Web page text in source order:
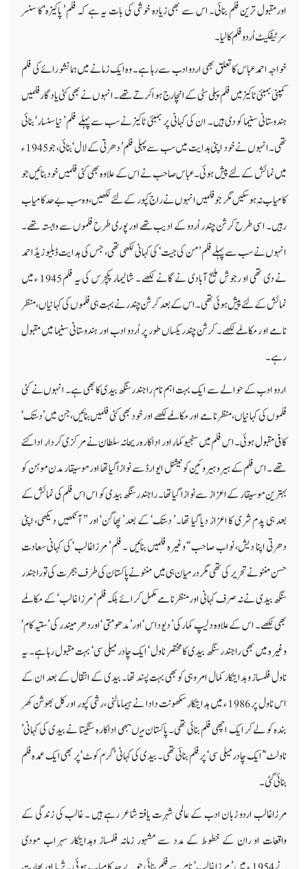
اورمقبول ترین فلم بنائی۔ اس سے بھی زیادہ خوشی کی بات یہ ہے کہ فلم ’ پاکیزہ‘ کا سنسر
سرٹیفکیٹ اُردو فلم کا لیا۔
خواجہ احمد عباس کا تعلق بھی اردو ادب سے رہا ہے۔ وہ ایک زمانے میں ہمانشو رائے کی فلم
کمپنی بمبئی ٹاکیز میں فلم پبلی سٹی کے انچارج ہوا کرتے تھے۔ انہوں نے بھی کئی یادگار فلمیں
ہندوستانی سنیما کو دی ہیں۔ ان کی کہانی پر بمبئی ٹاکیز نے سب سے پہلے فلم ’ نیا سنسار‘ بنائی
تھی۔ انہوں نے خود اپنی ہدایت میں سب سے پہلی فلم ’ دھرتی کے لال‘ بنائی، جو 1945 ء
میں نمائش کے لئے پیش ہوئی۔ عباس صاحب نے اس کے علاوہ بھی کئی فلمیں خود بنا ئیں جو
کامیاب نہ ہوسکیں مگر جو فلمیں انہوں نے راج کپور کے لئے لکھیں ، وہ سب بے حد کامیاب
رہیں۔ اسی طرح کرشن چندر اُردو کے ادیب تھے اور پوری طرح فلموں سے وابستہ تھے۔
انہوں نے سب سے پہلے فلم ’ من کی جیت‘ کی کہانی لکھی تھی، جس کی ہدایت ڈبلیو زیڈ احمد
نے دی تھی او رجو ش ملیح آبادی نے گانے لکھے ۔ شالیمار پکچرس کی یہ فلم 1945 ء میں
نمائش کے لئے پیش ہوئی تھی۔ اس کے بعد کرشن چندر نے بہت ہی فلموں کی کہانیاں ،منظر
نامے او رمکالمے لکھے۔ کرشن چندر یکساں طور پر اُردو ادب اور ہندوستانی سنیما میں مقبول
رہے۔
اردو ادب کے حوالے سے ایک بہت اہم نام راجندر سنگھ بیدی کابھی ہے۔ انہوں نے کئی
فلموں کی کہانیاں ،منظر نامے او رمکالمے لکھے اور خودبھی کئی فلمیں بنائیں ،جن میں ’دستک‘
کافی مقبول ہوئی۔ اس فلم میں سنجیو کمار اور اداکارہ ریحانہ سلطان نے مرکزی کردار ادا کئے
تھے ۔ اس فلم کے ہیرو ہیروئین کو نیشنل ایوارڈ سے نوازاگیا تھا اورموسیقار مدن موہن کو
بہترین موسیقار کے اعزاز سے نوازا گیا تھا۔ راجندر سنگھ بیدی کو اس اس فلم کی نمائش کے
بعد ہی پدم شری کا اعزاز دیا گیا تھا۔ ’ دستک‘ کے بعد ’ پھاگن‘ اور ’’ آنکھیں دیکھی، اپنی
دھرتی اپنا دیش، نواب صاحب ‘‘ وغیرہ فلمیں بنائیں ۔ فلم ’ مرزاغالب‘ کی کہانی سعادت
حسن منٹو نے تحریر کی تھی مگر درمیان ہی میں منٹو نے پاکستان کی طرف ہجرت کی تو راجندر
سنگھ بیدی نے نہ صرف کہانی او رمنظرنامے مکمل کرائے بلکہ فلم ’ مرزا غالب ‘ کے مکالمے
بھی لکھے ۔ اس کے علاوہ دلیپ کمار کی’ دیوداس ‘ اور’ مدھومتی ‘ اوردھرمیندر کی ’ ستیہ کام‘
وغیرہ میں بھی راجندر سنگھ بیدی کامختصر ناول ‘ ایک چادر میلی سی‘ بہت مقبول رہا ہے۔ یہ
ناول فلمساز و ہدایتکار کمال امروہی کوبھی بہت پسند تھا۔ بیدی کے انتقال کے بعد ان کے
اس ناول پر 1986 ء میں ہدایتکار سکھونت دادا نے ہیما مالنی ،رشی کپور او رکل بھوشن کھر
بندہ کو لے کر ایک اچھی فلم بنائی تھی۔ پاکستان میںبھی اداکارہ سنگیتا نے بیدی کی کہانی’
ناولٹ‘’ ایک چادر میلی سی ‘ پر فلم بنائی تھی۔ بیدی کی کہانی ’ گرم کوٹ‘ پر بھی ایک عمدہ فلم
بنائی گئی۔
مرزاغالب اردو زبان ادب کے عالمی شہرت یافتہ شاعر رہے ہیں ۔ غالب کی زندگی کے
واقعات او ران کے خطوط کے مدد سے مشہور زمانہ فلمساز وہدایتکار سہراب مودی